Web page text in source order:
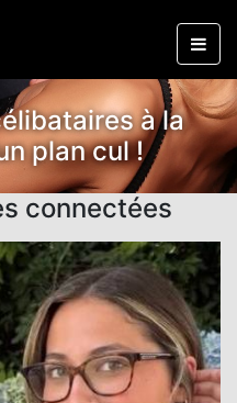
à la
plan cul !
connectées